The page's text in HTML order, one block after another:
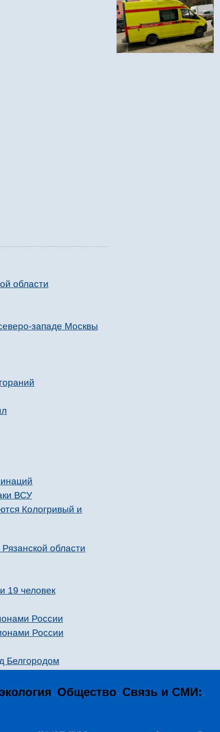
области
западе Москвы
ВСУ
Кологривый и
области
19 человек
России
России
Белгородом
: Общество : Связь и СМИ: :